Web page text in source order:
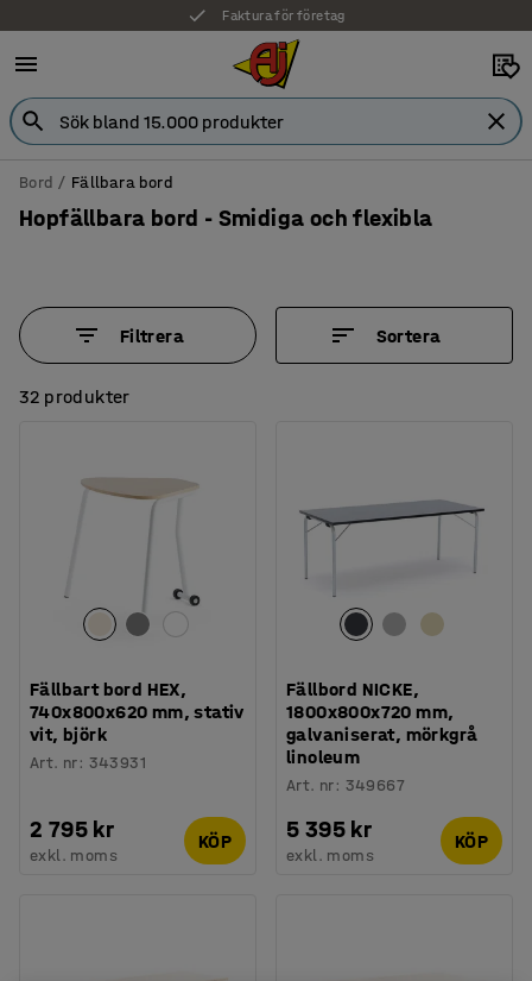
Faktura för företag
Bord Fällbara bord
Hopfällbara bord - Smidiga och flexibla
Filtrera Sortera
32 produkter
Fällbart bord HEX,
740x800x620 mm, stativ
vit, björk
Art. nr: 343931
2 795 kr
exkl. moms
KÖP
Fällbord NICKE,
1800x800x720 mm,
galvaniserat, mörkgrå
linoleum
Art. nr: 349667
5 395 kr
exkl. moms
KÖP